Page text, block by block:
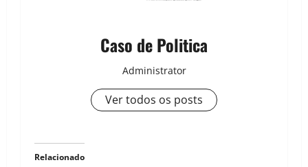
Caso de Politica
Administrator
Ver todos os posts
Relacionado